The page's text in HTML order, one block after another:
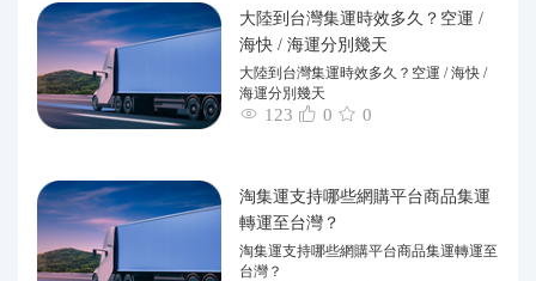
大陸到台灣集運時效多久？空運 /
海快 / 海運分別幾天
大陸到台灣集運時效多久？空運 / 海快 /
海運分別幾天
123 0 0
淘集運支持哪些網購平台商品集運
轉運至台灣？
淘集運支持哪些網購平台商品集運轉運至
台灣？